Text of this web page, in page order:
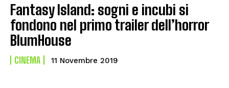
Fantasy Island: sogni e incubi si
fondono nel primo trailer dell’horror
BlumHouse
CINEMA 11 Novembre 2019